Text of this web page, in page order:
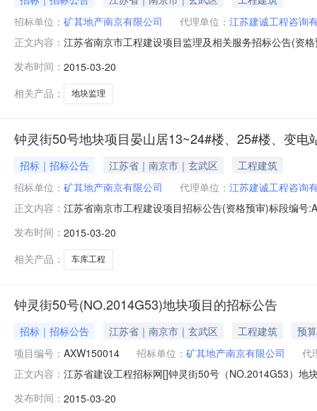
招标单位： 矿其地产南京有限公司 代理单位： 江苏建诚工程咨询
正文内容： 江苏省南京市工程建设项目监理及相关服务招标公告(资
一、江苏建诚工程咨询有限公司(招标代理)受招标人委托
区中山门
发布时间： 2015-03-20
相关产品：
地块监理
钟灵街50号地块项目晏山居13~24#楼、25#楼、变电
招标｜招标公告 江苏省｜南京市｜玄武区
工程建筑
招标单位： 矿其地产南京有限公司 代理单位： 江苏建诚工程咨询
正文内容： 江苏省南京市工程建设项目招标公告(资格预审)标段编
程咨询有限公司(招标代理)受招标人委托负责本工程的招
下
发布时间： 2015-03-20
相关产品：
车库工程
钟灵街50号(NO.2014G53)地块项目的招标公告
招标｜招标公告 江苏省｜南京市｜玄武区 工程建筑
预
项目编号： AXW150014 招标单位： 矿其地产南京有限公司
代
正文内容： 江苏省建设工程招标网[]钟灵街50号（NO.2014G53）地
标段数报名地点公告发布日期计划开工时间计划竣工时
发布时间： 2015-03-20